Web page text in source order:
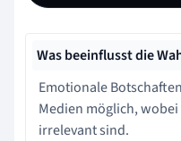
Was beeinflusst die
Emotionale
Medien möglich,
irrelevant sind.